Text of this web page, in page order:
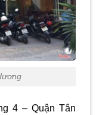
4 – Quận Tân